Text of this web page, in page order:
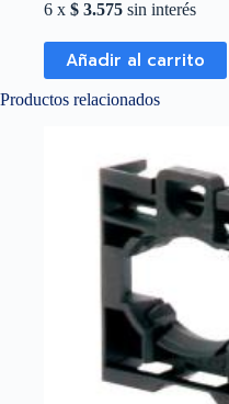
6 x $ 3.575 sin interés
Añadir al carrito
Productos relacionados